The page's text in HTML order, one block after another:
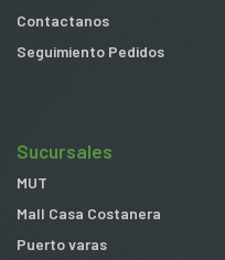
Contactanos
Seguimiento Pedidos
Sucursales
MUT
Mall Casa Costanera
Puerto varas